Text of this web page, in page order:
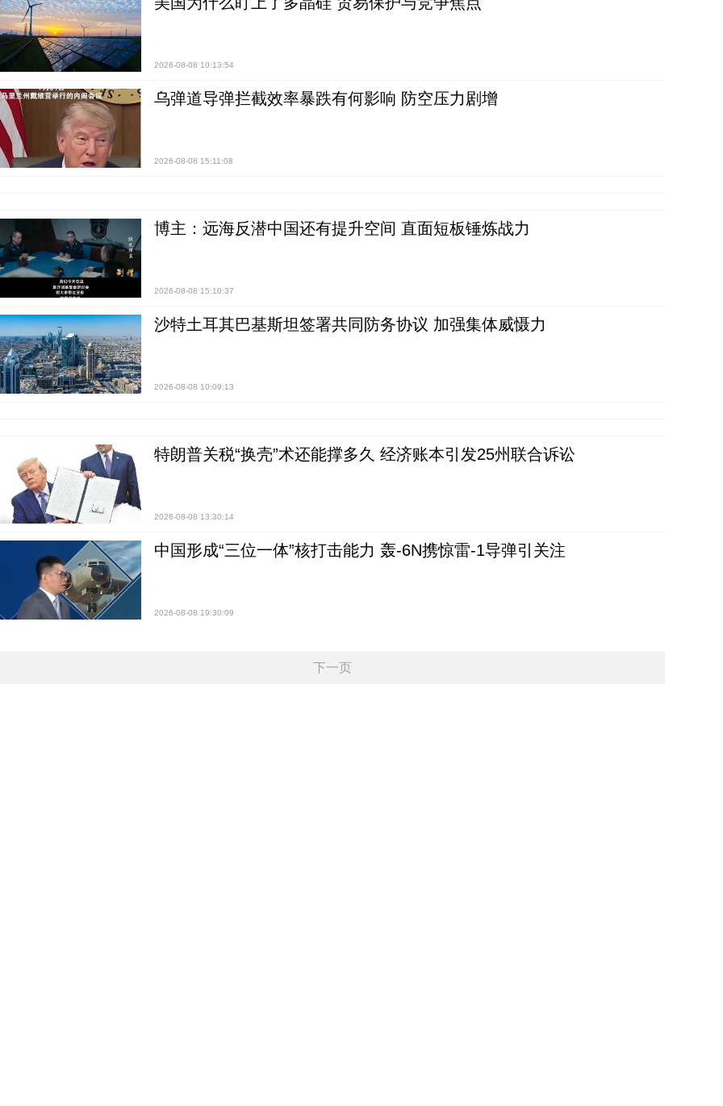
2026-08-08 10:13:54
乌弹道导弹拦截效率暴跌有何影响 防空压力剧增
2026-08-08 15:11:08
博主：远海反潜中国还有提升空间 直面短板锤炼战力
2026-08-08 15:10:37
沙特土耳其巴基斯坦签署共同防务协议 加强集体威慑力
2026-08-08 10:09:13
特朗普关税“换壳”术还能撑多久 经济账本引发25州联合诉讼
2026-08-08 13:30:14
中国形成“三位一体”核打击能力 轰-6N携惊雷-1导弹引关注
2026-08-08 19:30:09
下一页